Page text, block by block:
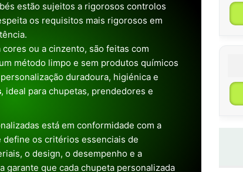
estão sujeitos a rigorosos controlos
os requisitos mais rigorosos em
ou a cinzento, são feitas com
método limpo e sem produtos químicos
duradoura, higiénica e
, ideal para chupetas, prendedores e
está em conformidade com a
define os critérios essenciais de
o design, o desempenho e a
garante que cada chupeta personalizada